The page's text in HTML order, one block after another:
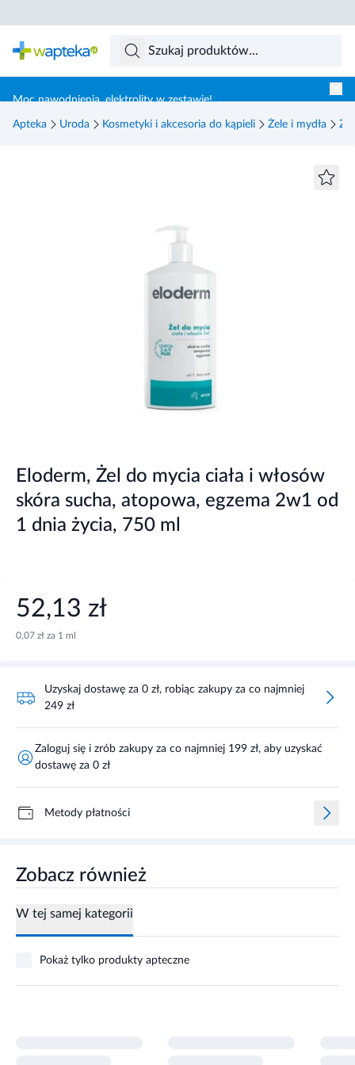
Moc nawodnienia, elektrolity w zestawie!
Apteka Uroda Kosmetyki i akcesoria do kąpieli Żele i mydła
Eloderm, Żel do mycia ciała i włosów
skóra sucha, atopowa, egzema 2w1 od
1 dnia życia, 750 ml
52,13 zł
0,07 zł za 1 ml
Uzyskaj dostawę za 0 zł, robiąc zakupy za co najmniej
249 zł
Zaloguj się i zrób zakupy za co najmniej 199 zł, aby uzyskać
dostawę za 0 zł
Metody płatności
Zobacz również
W tej samej kategorii
Pokaż tylko produkty apteczne